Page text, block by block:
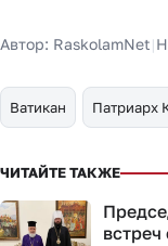
Автор: RaskolamNet|
Ватикан Патриарх
ЧИТАЙТЕ ТАКЖЕ